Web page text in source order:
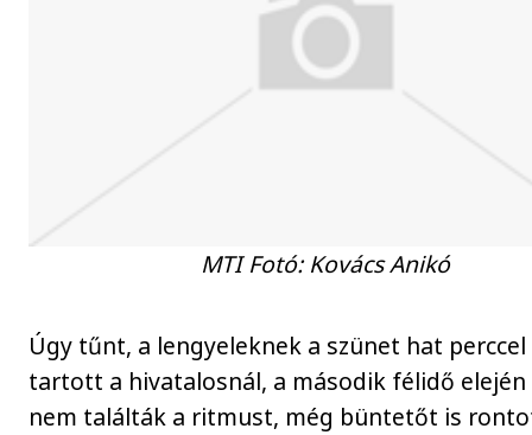
MTI Fotó: Kovács Anikó
Úgy tűnt, a lengyeleknek a szünet hat
tartott a hivatalosnál, a második félidő elején
nem találták a ritmust, még büntetőt is